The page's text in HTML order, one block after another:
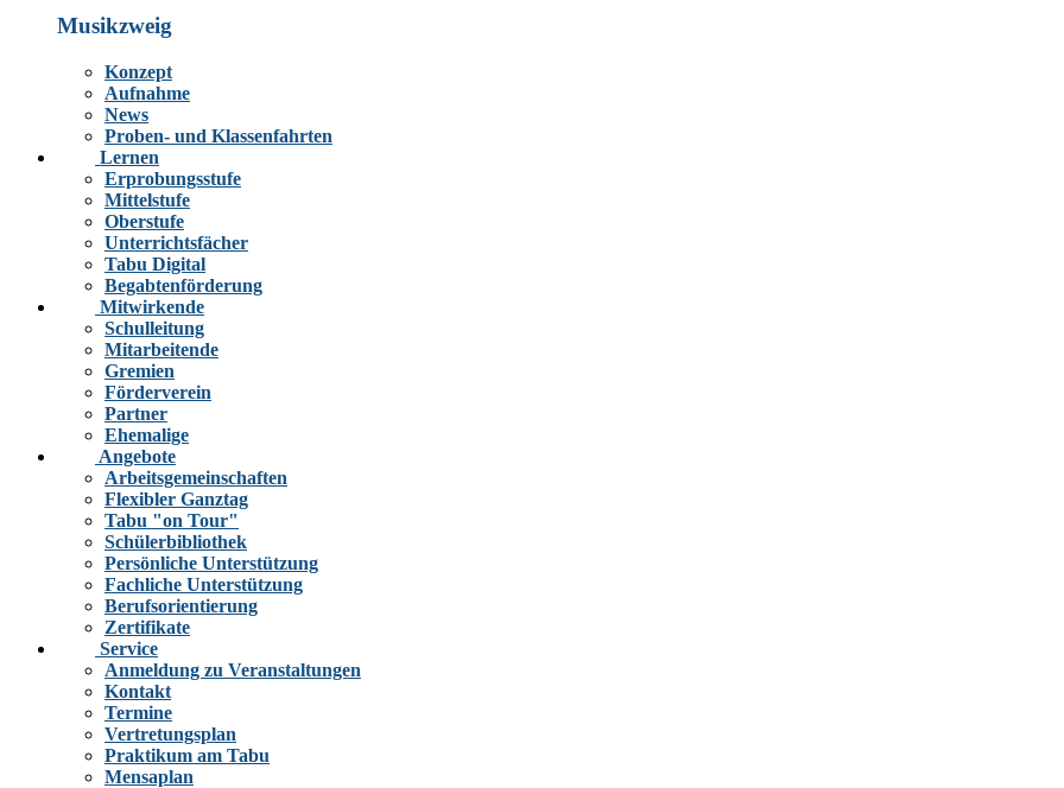
Musikzweig
Konzept
Aufnahme
News
Proben- und Klassenfahrten
Lernen
Erprobungsstufe
Mittelstufe
Oberstufe
Unterrichtsfächer
Tabu Digital
Begabtenförderung
Mitwirkende
Schulleitung
Mitarbeitende
Gremien
Förderverein
Partner
Ehemalige
Angebote
Arbeitsgemeinschaften
Flexibler Ganztag
Tabu "on Tour"
Schülerbibliothek
Persönliche Unterstützung
Fachliche Unterstützung
Berufsorientierung
Zertifikate
Service
Anmeldung zu Veranstaltungen
Kontakt
Termine
Vertretungsplan
Praktikum am Tabu
Mensaplan